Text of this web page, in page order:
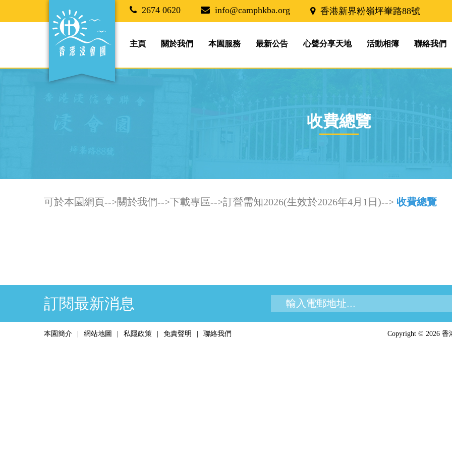
2674 0620 info@camphkba.org 香港新界粉嶺坪輋路88號
主頁 關於我們 本園服務 最新公告 心聲分享天地 活動相簿 聯絡我們
收費總覽
可於本園網頁-->關於我們-->下載專區-->訂營需知2026(生效於2026年4月1日)--> 收費總覽
訂閱最新消息
本園簡介 網站地圖 私隱政策 免責聲明 聯絡我們 Copyright © 2026